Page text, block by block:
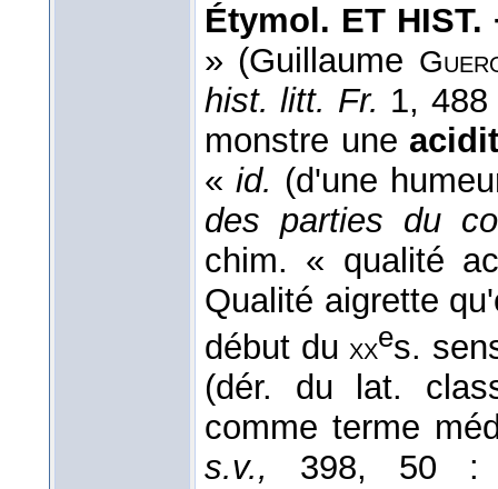
Étymol. ET HIST.
» (Guillaume
hist. litt. Fr. 1,
monstre une
«id. (d'une
des parties du
chim. « qualité
Qualité aigrette
début duxxes.
(dér. du lat.
comme terme
s.v.,
398, 50 :